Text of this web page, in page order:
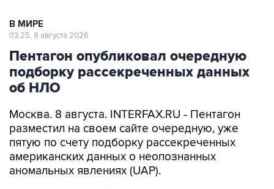
В МИРЕ
03:25, 8 августа 2026
Пентагон опубликовал очередную
подборку рассекреченных данных
об НЛО
Москва. 8 августа. INTERFAX.RU - Пентагон
разместил на своем сайте очередную, уже
пятую по счету подборку рассекреченных
американских данных о неопознанных
аномальных явлениях (UAP).